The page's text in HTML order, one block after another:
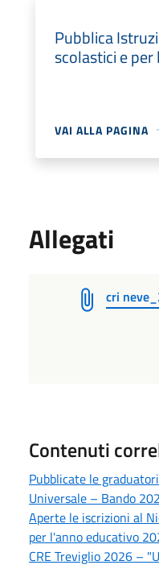
Pubblica
scolastici e
VAI ALLA PAGINA
Allegati
cri
Contenuti
Pubblicate le
Universale – Bando
Aperte le iscrizioni al
per l'anno educativo
CRE Treviglio 2026 –